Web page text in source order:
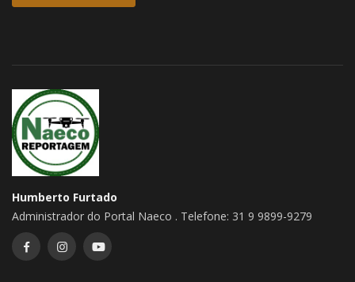
Humberto Furtado
Administrador do Portal Naeco . Telefone: 31 9 9899-9279